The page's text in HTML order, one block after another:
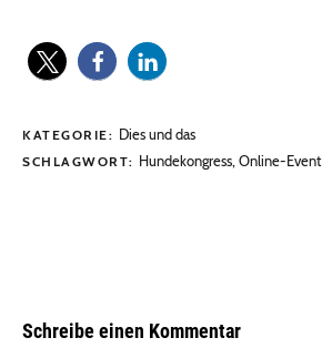
KATEGORIE: Dies und das
SCHLAGWORT: Hundekongress, Online-Event
Schreibe einen Kommentar